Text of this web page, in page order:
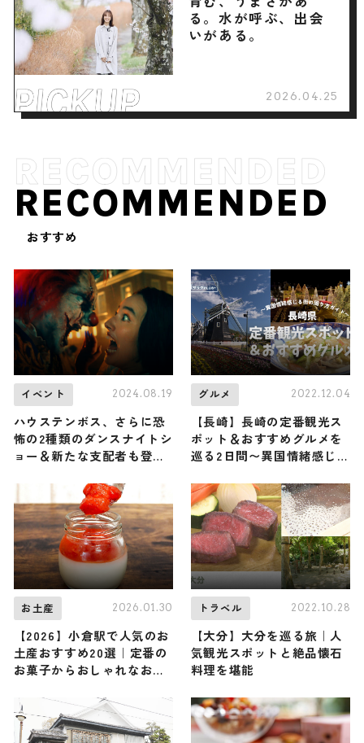
る。水が呼ぶ、出会
いがある。
2026.04.25
RECOMMENDED
おすすめ
イベント 2024.08.19
ハウステンボス、さらに恐
怖の2種類のダンスナイトシ
ョー＆新たな支配者も登場
ーン」最新情報を公開
グルメ 2022.12.04
【長崎】長崎の定番観光ス
ポット＆おすすめグルメを
巡る2日間〜異国情緒感じる
お土産 2026.01.30
【2026】小倉駅で人気のお
土産おすすめ20選｜定番の
お菓子からおしゃれなお土
紹介
トラベル 2022.10.28
【大分】大分を巡る旅｜人
気観光スポットと絶品懐石
料理を堪能